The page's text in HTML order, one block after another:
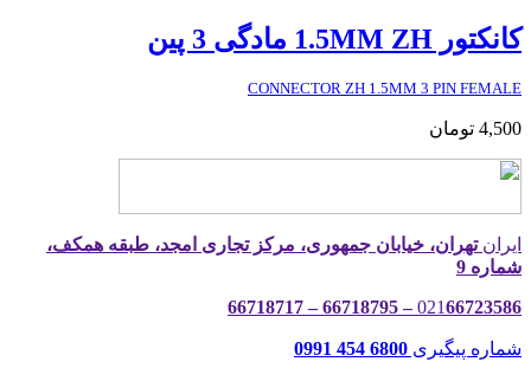
کانکتور 1.5MM ZH مادگی 3 پین
CONNECTOR ZH 1.5MM 3 PIN FEMALE
4,500 تومان
ایرانتهران، خیابان جمهوری، مرکز تجاری امجد، طبقه همکف،
شماره 9
02166723586 – 66718795 – 66718717
شماره پیگیری 6800 454 0991